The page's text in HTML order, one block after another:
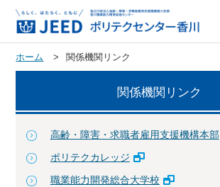
ホーム 関係機関リンク
関係機関リンク
高齢・障害・求職者雇用支援機構本部
ポリテクカレッジ
職業能力開発総合大学校